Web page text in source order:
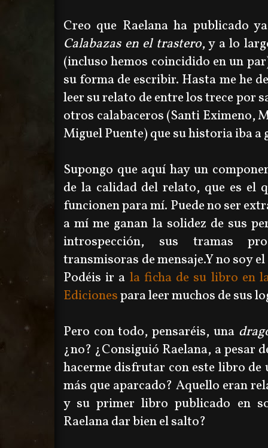
Creo que Raelana ha publicado
Calabazas en el trastero, y a lo
(incluso hemos coincidido en un
su forma de escribir. Hasta me he
leer su relato de entre los trece por
otros calabaceros (Santi Eximeno,
Miguel Puente) que su historia iba a
Supongo que aquí hay un
de la calidad del relato, que es el
funcionen para mí. Puede no ser
a mí me ganan la solidez de sus
introspección, sus tramas
transmisoras de mensaje.Y no soy
Podéis ir a la ficha de su libro en
Edicionespara leer muchos de sus
Pero con todo, pensaréis, una
¿no? ¿Consiguió Raelana, a pesar
hacerme disfrutar con este libro de
más que aparcado? Aquello eran
y su primer libro publicado en
Raelana dar bien el salto?